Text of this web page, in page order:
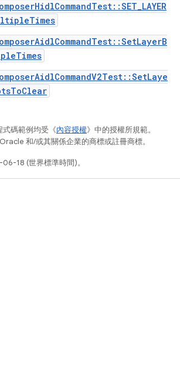
碼範例均受《內容授權》中的授權所規範。
和/或其關係企業的商標或註冊商標。
18 (世界標準時間)。